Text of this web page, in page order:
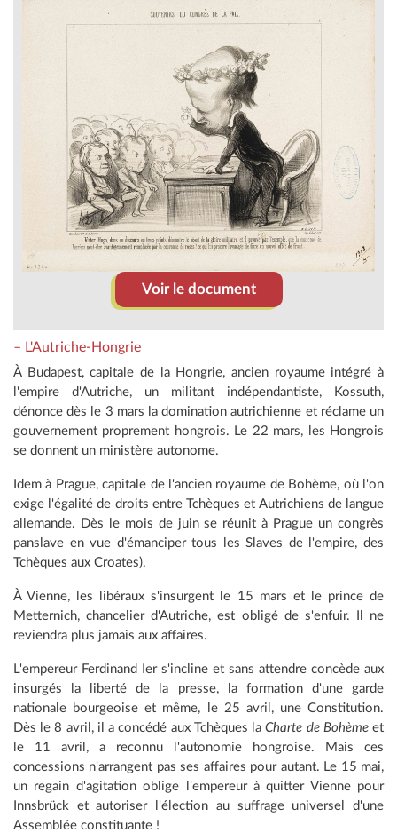
Voir le document
– L'Autriche-Hongrie
À Budapest, capitale de la Hongrie, ancien royaume intégré à
l'empire d'Autriche, un militant indépendantiste, Kossuth,
dénonce dès le 3 mars la domination autrichienne et réclame un
gouvernement proprement hongrois. Le 22 mars, les Hongrois
se donnent un ministère autonome.
Idem à Prague, capitale de l'ancien royaume de Bohème, où l'on
exige l'égalité de droits entre Tchèques et Autrichiens de langue
allemande. Dès le mois de juin se réunit à Prague un congrès
panslave en vue d'émanciper tous les Slaves de l'empire, des
Tchèques aux Croates).
À Vienne, les libéraux s'insurgent le 15 mars et le prince de
Metternich, chancelier d'Autriche, est obligé de s'enfuir. Il ne
reviendra plus jamais aux affaires.
L'empereur Ferdinand Ier s'incline et sans attendre concède aux
insurgés la liberté de la presse, la formation d'une garde
nationale bourgeoise et même, le 25 avril, une Constitution.
Dès le 8 avril, il a concédé aux Tchèques laCharte de Bohèmeet
le 11 avril, a reconnu l'autonomie hongroise. Mais ces
concessions n'arrangent pas ses affaires pour autant. Le 15 mai,
un regain d'agitation oblige l'empereur à quitter Vienne pour
Innsbrück et autoriser l'élection au suffrage universel d'une
Assemblée constituante !